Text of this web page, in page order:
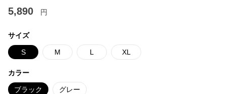
5,890 円
サイズ
S M L XL
カラー
ブラック グレー